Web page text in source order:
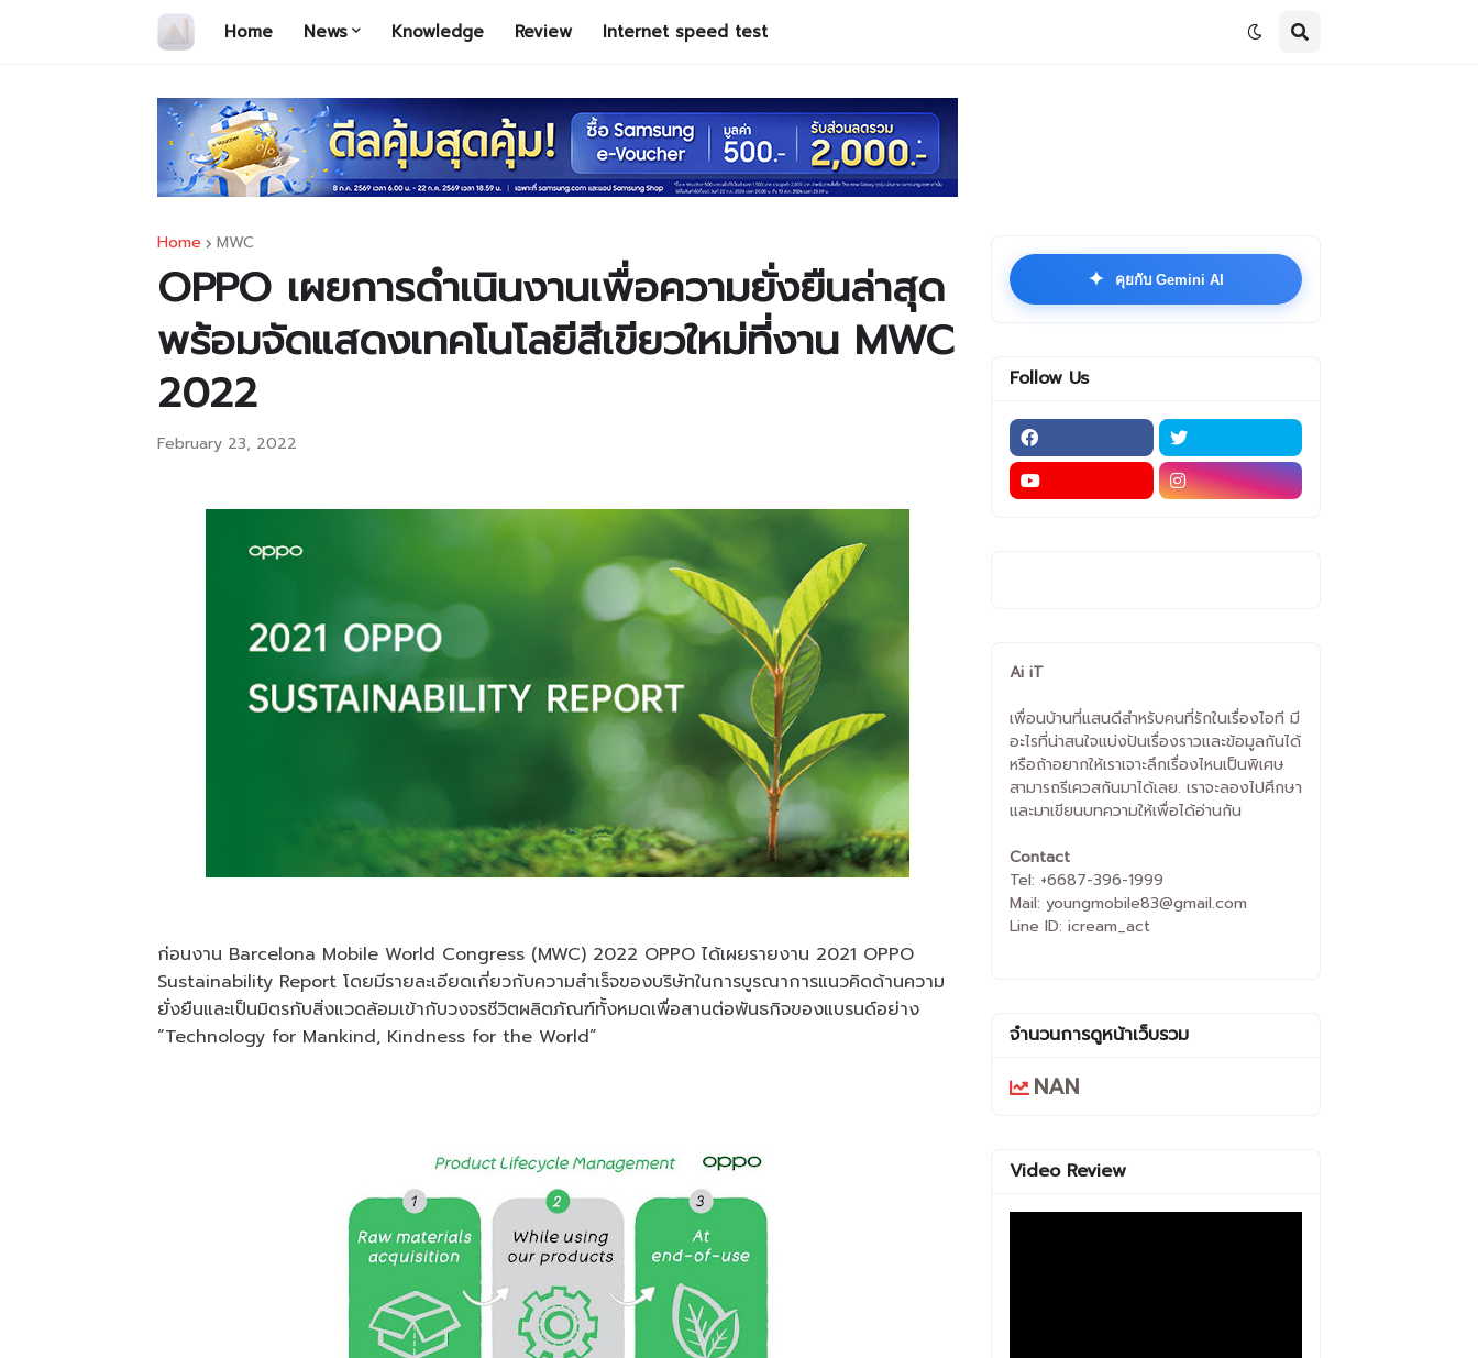
Home News Knowledge Review Internet speed test
Home MWC
OPPO เผยการดำเนินงานเพื่อความยั่งยืนล่าสุด
พร้อมจัดแสดงเทคโนโลยีสีเขียวใหม่ที่งาน MWC
2022
February 23, 2022
ก่อนงาน Barcelona Mobile World Congress (MWC) 2022 OPPO ได้เผยรายงาน 2021 OPPO
Sustainability Report โดยมีรายละเอียดเกี่ยวกับความสำเร็จของบริษัทในการบูรณาการแนวคิดด้านความ
ยั่งยืนและเป็นมิตรกับสิ่งแวดล้อมเข้ากับวงจรชีวิตผลิตภัณฑ์ทั้งหมดเพื่อสานต่อพันธกิจของแบรนด์อย่าง
“Technology for Mankind, Kindness for the World”
✦ คุยกับ Gemini AI
Follow Us
Ai iT
เพื่อนบ้านที่แสนดีสำหรับคนที่รักในเรื่องไอที มี
อะไรที่น่าสนใจแบ่งปันเรื่องราวและข้อมูลกันได้
หรือถ้าอยากให้เราเจาะลึกเรื่องไหนเป็นพิเศษ
สามารถรีเควสกันมาได้เลย. เราจะลองไปศึกษา
และมาเขียนบทความให้เพื่อได้อ่านกัน
Contact
Tel: +6687-396-1999
Mail: youngmobile83@gmail.com
Line ID: icream_act
จำนวนการดูหน้าเว็บรวม
NAN
Video Review